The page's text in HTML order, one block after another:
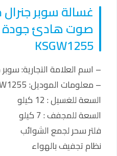
صوت هادئ جودة
KSGW1255
– اسم العلامة التجارية: ‎سوبر جنرال
– معلومات الموديل: ‎KSGW1255
السعة للغسيل : 12 كيلو
السعة للمجفف : 7 كيلو
فلتر سحر لجمع الشوائب
نظام تجفيف بالهواء